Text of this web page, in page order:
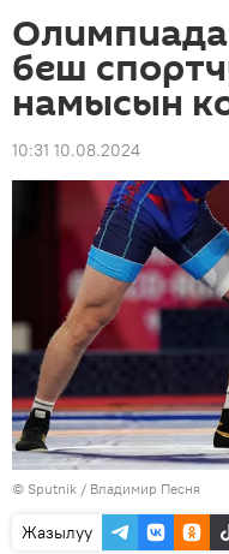
Олимпиада
беш
намысын
10:31 10.08.2024
© Sputnik / Владимир Песня
Жазылуу